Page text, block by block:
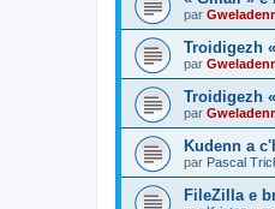
par
Troidigezh
par
Troidigezh
par
Kudenn a
par Pascal
FileZilla e